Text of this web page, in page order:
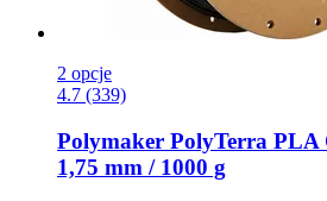
2 opcje
4.7 (339)
Polymaker PolyTerra PLA
1,75 mm / 1000 g